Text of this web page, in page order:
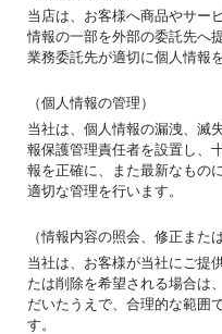
当店は、お客様へ商品やサー
情報の一部を外部の委託先へ
業務委託先が適切に個人情報
（個人情報の管理）
当社は、個人情報の漏洩、滅
報保護管理責任者を設置し、
報を正確に、また最新なもの
適切な管理を行います。
（情報内容の照会、修正また
当社は、お客様が当社にご提
たは削除を希望される場合は
だいたうえで、合理的な範囲
す。